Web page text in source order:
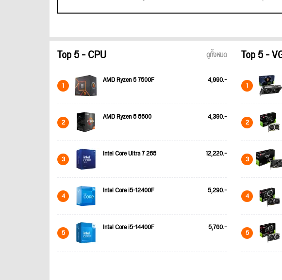
Top 5 - CPU ดูทั้งหมด
1 AMD Ryzen 5 7500F 4,990.-
2 AMD Ryzen 5 5600 4,390.-
3 Intel Core Ultra 7 265 12,220.-
4 Intel Core i5-12400F 5,290.-
5 Intel Core i5-14400F 5,760.-
Top 5 -
1
2
3
4
5